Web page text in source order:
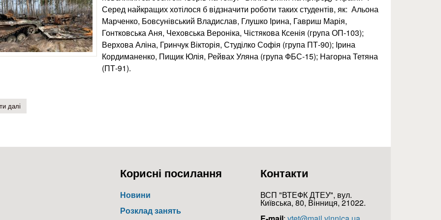
Серед найкращих хотілося б відзначити роботи таких студентів, як: Альона
Марченко, Бовсунівський Владислав, Глушко Ірина, Гавриш Марія,
Гонтковська Аня, Чеховська Вероніка, Чістякова Ксенія (група ОП-103);
Верхова Аліна, Гринчук Вікторія, Студілко Софія (група ПТ-90); Ірина
Кордиманенко, Пищик Юлія, Рейвах Уляна (група ФБС-15); Нагорна Тетяна
(ПТ-91).
далі
Корисні посилання
Новини
Розклад занять
Контакти
ВСП "ВТЕФК ДТЕУ", вул.
Київська, 80, Вінниця, 21022.